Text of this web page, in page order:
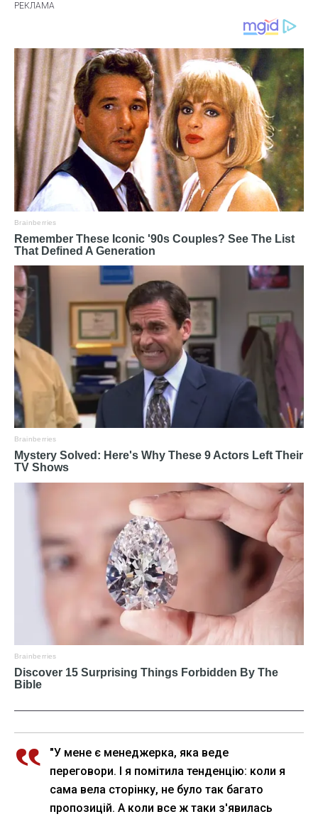
"У мене є менеджерка, яка веде
переговори. І я помітила тенденцію: коли я
сама вела сторінку, не було так багато
пропозицій. А коли все ж таки з'явилась